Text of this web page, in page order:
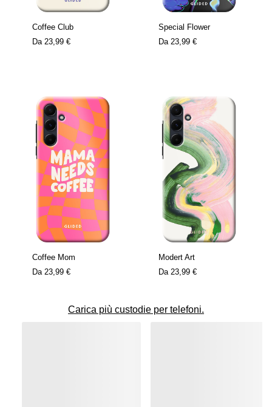
Coffee Club
Da 23,99 €
Special Flower
Da 23,99 €
Coffee Mom
Da 23,99 €
Modert Art
Da 23,99 €
Carica più custodie per telefoni.